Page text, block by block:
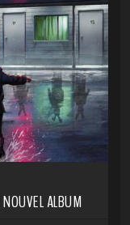
ALBUM